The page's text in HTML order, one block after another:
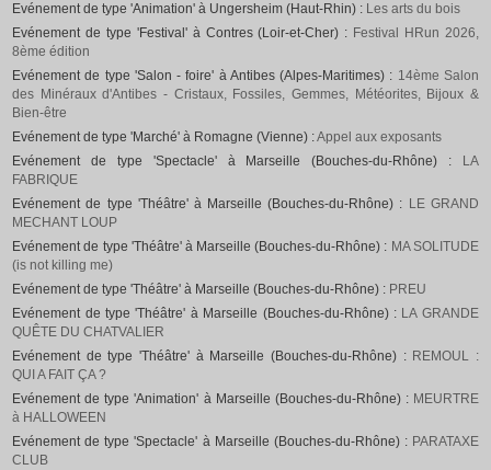
Evénement de type 'Animation' à Ungersheim (Haut-Rhin) : Les arts du bois
Evénement de type 'Festival' à Contres (Loir-et-Cher) : Festival HRun 2026,
8ème édition
Evénement de type 'Salon - foire' à Antibes (Alpes-Maritimes) : 14ème Salon
des Minéraux d'Antibes - Cristaux, Fossiles, Gemmes, Météorites, Bijoux &
Bien-être
Evénement de type 'Marché' à Romagne (Vienne) :Appel aux exposants
Evénement de type 'Spectacle' à Marseille (Bouches-du-Rhône) :
LA
FABRIQUE
Evénement de type 'Théâtre' à Marseille (Bouches-du-Rhône) : LE GRAND
MECHANT LOUP
Evénement de type 'Théâtre' à Marseille (Bouches-du-Rhône) : MA SOLITUDE
(is not killing me)
Evénement de type 'Théâtre' à Marseille (Bouches-du-Rhône) : PREU
Evénement de type 'Théâtre' à Marseille (Bouches-du-Rhône) : LA GRANDE
QUÊTE DU CHATVALIER
Evénement de type 'Théâtre' à Marseille (Bouches-du-Rhône) : REMOUL :
QUI A FAIT ÇA ?
Evénement de type 'Animation' à Marseille (Bouches-du-Rhône) : MEURTRE
à HALLOWEEN
Evénement de type 'Spectacle' à Marseille (Bouches-du-Rhône) : PARATAXE
CLUB